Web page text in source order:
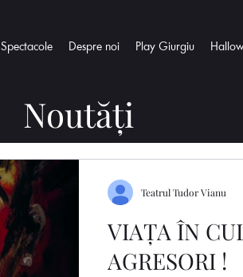
Spectacole Despre noi Play Giurgiu
Noutăți
VIAȚA ÎN
AGRESORI !
Teatrul Tudor Vianu